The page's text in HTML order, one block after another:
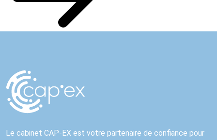
Le cabinet CAP-EX est votre partenaire de confiance pour